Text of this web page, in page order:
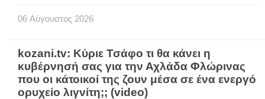
06 Αύγουστος 2026
kozani.tv: Κύριε Τσάφο τι θα κάνει η
κυβέρνησή σας για την Αχλάδα Φλώρινας
που οι κάτοικοί της ζουν μέσα σε ένα ενεργό
ορυχείο λιγνίτη;; (video)